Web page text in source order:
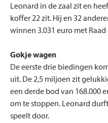
Leonard in de zaal zit en
koffer 22 zit. Hij en 32
winnen 3.031 euro met Raad
Gokje wagen
De eerste drie biedingen
uit. De 2,5 miljoen zit
een derde bod van 168.000
om te stoppen. Leonard
speelt door.